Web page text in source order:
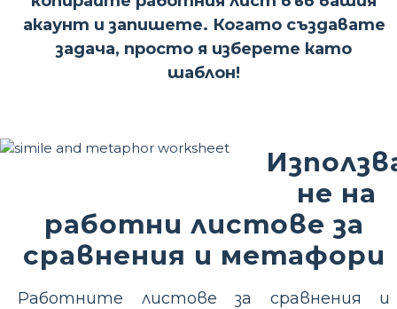
акаунт и запишете. Когато създавате
задача, просто я изберете като
шаблон!
не на
работни листове за
сравнения и метафори
Работните листове за сравнения и